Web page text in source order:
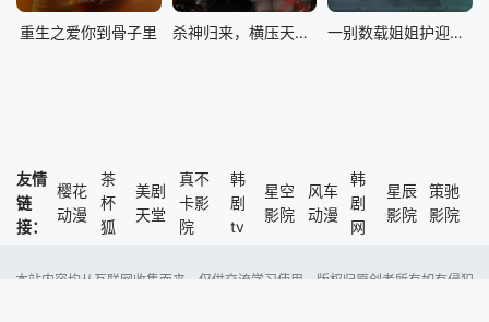
重生之爱你到骨子里 杀神归来，横压天下无敌 一别数载姐姐护迎殿主回归
友情
链
接：
樱花
动漫
茶
杯
狐
美剧
天堂
真不
卡影
院
韩
剧
tv
星空
影院
风车
动漫
韩
剧
网
星辰
影院
策驰
影院
本站内容均从互联网收集而来，仅供交流学习使用，版权归原创者所有如有侵犯